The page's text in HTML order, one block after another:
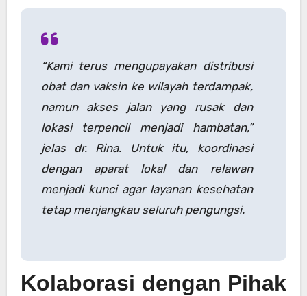
“Kami terus mengupayakan distribusi
obat dan vaksin ke wilayah terdampak,
namun akses jalan yang rusak dan
lokasi terpencil menjadi hambatan,”
jelas dr. Rina. Untuk itu, koordinasi
dengan aparat lokal dan relawan
menjadi kunci agar layanan kesehatan
tetap menjangkau seluruh pengungsi.
Kolaborasi dengan Pihak